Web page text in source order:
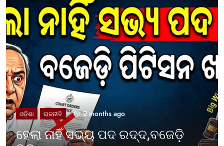
UNCATEGORIZED 2 months ago
ଓଡ଼ିଶା ପାଳିଲା ପଶ୍ଚିମବଙ୍ଗ